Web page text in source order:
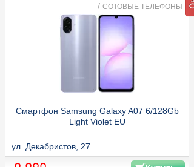
/ СОТОВЫЕ ТЕЛЕФОНЫ
Смартфон Samsung Galaxy A07 6/128Gb
Light Violet EU
ул. Декабристов, 27